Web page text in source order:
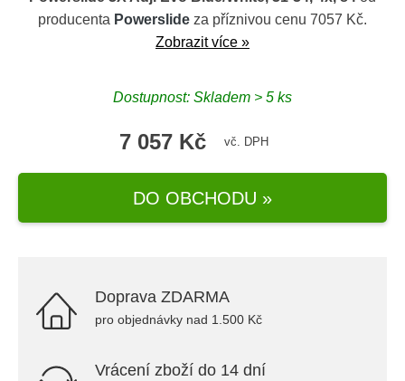
producenta Powerslide za příznivou cenu 7057 Kč.
Zobrazit více »
Dostupnost: Skladem > 5 ks
7 057 Kč vč. DPH
DO OBCHODU »
Doprava ZDARMA
pro objednávky nad 1.500 Kč
Vrácení zboží do 14 dní